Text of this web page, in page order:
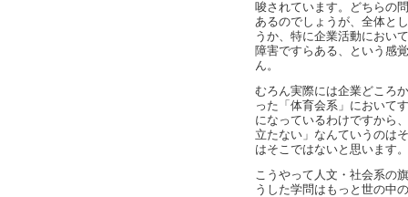
唆されています。どちらの
あるのでしょうが、全体と
うか、特に企業活動におい
障害ですらある、という感
ん。
むろん実際には企業どころ
った「体育会系」において
になっているわけですから
立たない」なんていうのは
はそこではないと思います。
こうやって人文・社会系の
うした学問はもっと世の中